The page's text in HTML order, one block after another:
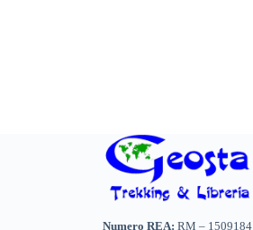
Numero REA:RM – 1509184